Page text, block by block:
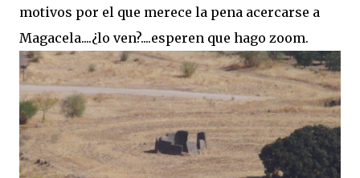
motivos por el que merece la pena acercarse a
Magacela....¿lo ven?....esperen que hago zoom.